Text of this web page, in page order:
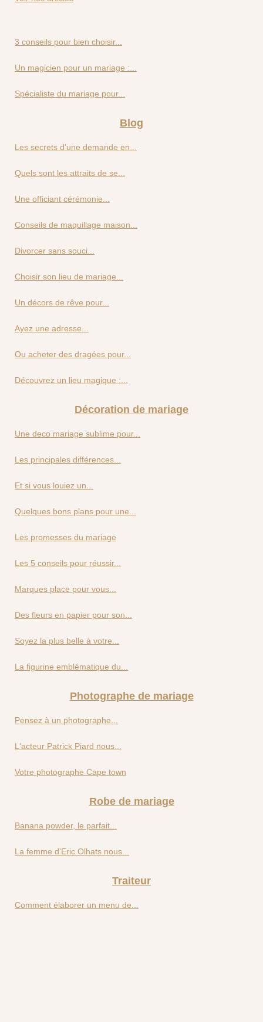
3 conseils pour bien choisir...
Un magicien pour un mariage :...
Spécialiste du mariage pour...
Blog
Les secrets d'une demande en...
Quels sont les attraits de se...
Une officiant cérémonie...
Conseils de maquillage maison...
Divorcer sans souci...
Choisir son lieu de mariage...
Un décors de rêve pour...
Ayez une adresse...
Ou acheter des dragées pour...
Découvrez un lieu magique :...
Décoration de mariage
Une deco mariage sublime pour...
Les principales différences...
Et si vous louiez un...
Quelques bons plans pour une...
Les promesses du mariage
Les 5 conseils pour réussir...
Marques place pour vous...
Des fleurs en papier pour son...
Soyez la plus belle à votre...
La figurine emblématique du...
Photographe de mariage
Pensez à un photographe...
L'acteur Patrick Piard nous...
Votre photographe Cape town
Robe de mariage
Banana powder, le parfait...
La femme d'Eric Olhats nous...
Traiteur
Comment élaborer un menu de...